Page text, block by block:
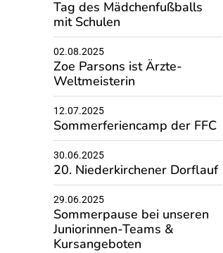
Tag des Mädchenfußballs
mit Schulen
02.08.2025
Zoe Parsons ist Ärzte-
Weltmeisterin
12.07.2025
Sommerferiencamp der FFC
30.06.2025
20. Niederkirchener Dorflauf
29.06.2025
Sommerpause bei unseren
Juniorinnen-Teams &
Kursangeboten